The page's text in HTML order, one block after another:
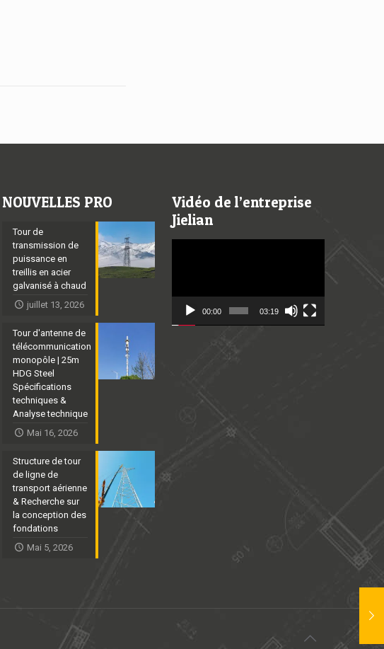
NOUVELLES PRO
Tour de
transmission de
puissance en
treillis en acier
galvanisé à chaud
juillet 13, 2026
Tour d'antenne de
télécommunication
monopôle | 25m
HDG Steel
Spécifications
techniques &
Analyse technique
Mai 16, 2026
Structure de tour
de ligne de
transport aérienne
& Recherche sur
la conception des
fondations
Mai 5, 2026
Vidéo de l’entreprise
Jielian
00:00 03:19